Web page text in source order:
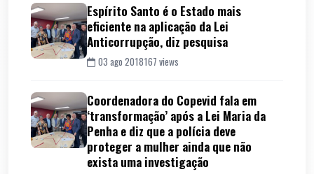
Espírito Santo é o Estado mais
eficiente na aplicação da Lei
Anticorrupção, diz pesquisa
03 ago 2018167 views
Coordenadora do Copevid fala em
‘transformação’ após a Lei Maria da
Penha e diz que a polícia deve
proteger a mulher ainda que não
exista uma investigação